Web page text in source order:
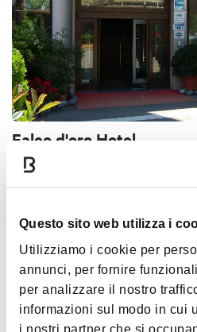
Questo sito web utilizza i
Utilizziamo i cookie per
annunci, per fornire
per analizzare il nostro
informazioni sul modo in cui
i nostri partner che si
Falco d'oro Hotel
APENNINES
BED & BREAKFAST